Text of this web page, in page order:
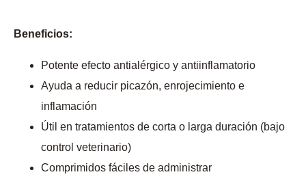
Beneficios:
Potente efecto antialérgico y antiinflamatorio
Ayuda a reducir picazón, enrojecimiento e
inflamación
Útil en tratamientos de corta o larga duración (bajo
control veterinario)
Comprimidos fáciles de administrar